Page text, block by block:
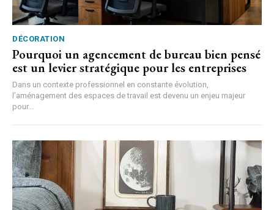
DÉCORATION
Pourquoi un agencement de bureau bien pensé
est un levier stratégique pour les entreprises
Dans un contexte professionnel en constante évolution,
l’aménagement des espaces de travail est devenu un enjeu majeur
pour...